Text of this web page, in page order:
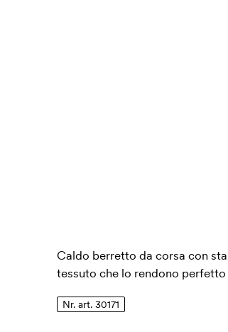
Caldo berretto da corsa con
tessuto che lo rendono
Nr. art. 30171